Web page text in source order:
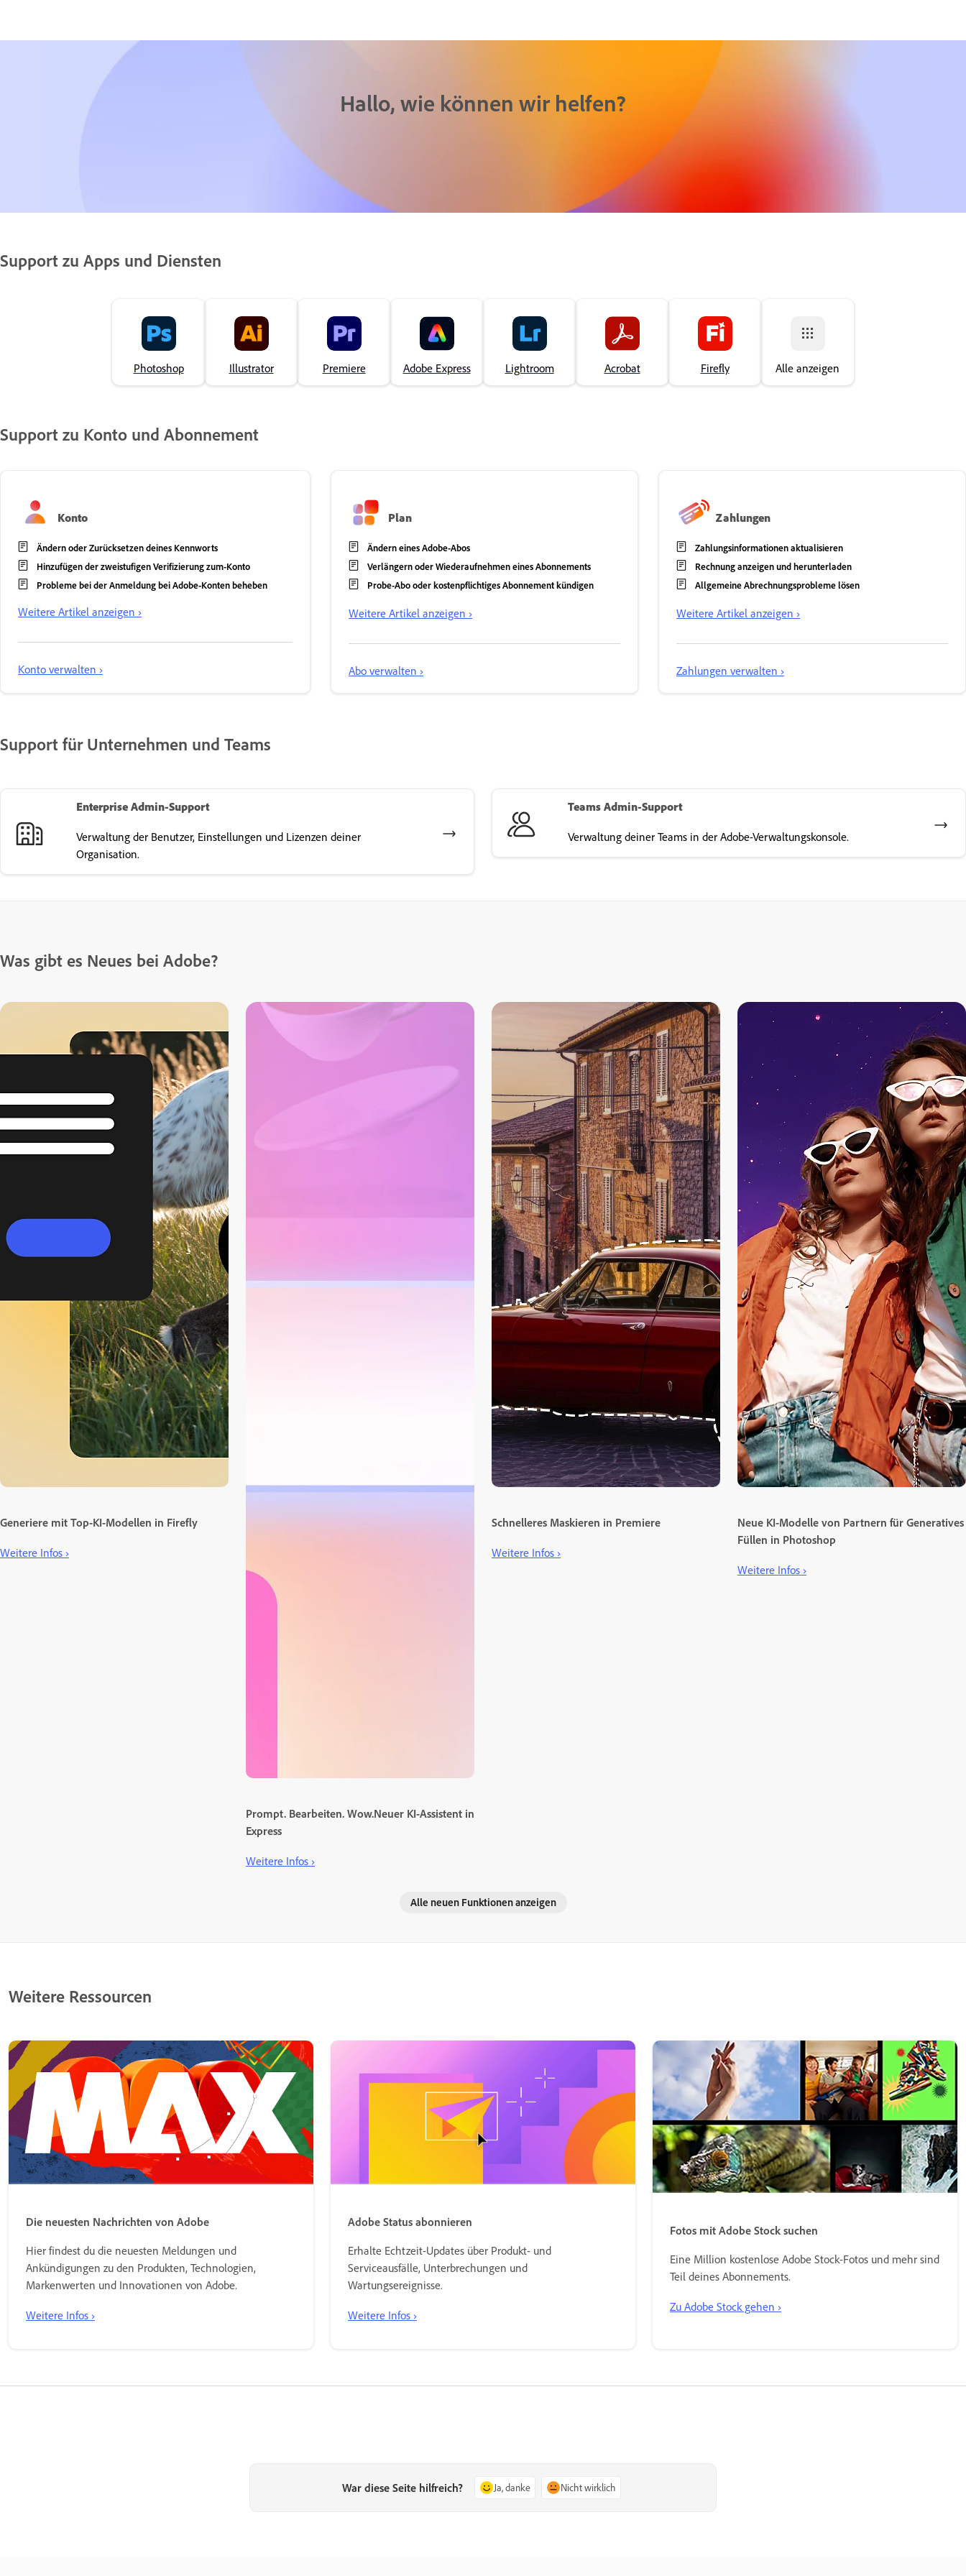
Hallo, wie können wir helfen?
Support zu Apps und Diensten
Photoshop Illustrator Premiere Adobe Express Lightroom Acrobat Firefly Alle anzeigen
Support zu Konto und Abonnement
Konto
Ändern oder Zurücksetzen deines Kennworts
Hinzufügen der zweistufigen Verifizierung zum-Konto
Probleme bei der Anmeldung bei Adobe-Konten beheben
Weitere Artikel anzeigen ›
Konto verwalten ›
Plan
Ändern eines Adobe-Abos
Verlängern oder Wiederaufnehmen eines Abonnements
Probe-Abo oder kostenpflichtiges Abonnement kündigen
Weitere Artikel anzeigen ›
Abo verwalten ›
Zahlungen
Zahlungsinformationen aktualisieren
Rechnung anzeigen und herunterladen
Allgemeine Abrechnungsprobleme lösen
Weitere Artikel anzeigen ›
Zahlungen verwalten ›
Support für Unternehmen und Teams
Enterprise Admin-Support
Verwaltung der Benutzer, Einstellungen und Lizenzen deiner
Organisation.
Teams Admin-Support
Verwaltung deiner Teams in der Adobe-Verwaltungskonsole.
Was gibt es Neues bei Adobe?
Generiere mit Top-KI-Modellen in Firefly
Weitere Infos ›
Prompt. Bearbeiten. Wow.Neuer KI-Assistent in
Express
Weitere Infos ›
Schnelleres Maskieren in Premiere
Weitere Infos ›
Neue KI-Modelle von Partnern für Generatives
Füllen in Photoshop
Weitere Infos ›
Alle neuen Funktionen anzeigen
Weitere Ressourcen
Die neuesten Nachrichten von Adobe
Hier findest du die neuesten Meldungen und
Ankündigungen zu den Produkten, Technologien,
Markenwerten und Innovationen von Adobe.
Weitere Infos ›
Adobe Status abonnieren
Erhalte Echtzeit-Updates über Produkt- und
Serviceausfälle, Unterbrechungen und
Wartungsereignisse.
Weitere Infos ›
Fotos mit Adobe Stock suchen
Eine Million kostenlose Adobe Stock-Fotos und mehr sind
Teil deines Abonnements.
Zu Adobe Stock gehen ›
War diese Seite hilfreich? Ja, danke Nicht wirklich